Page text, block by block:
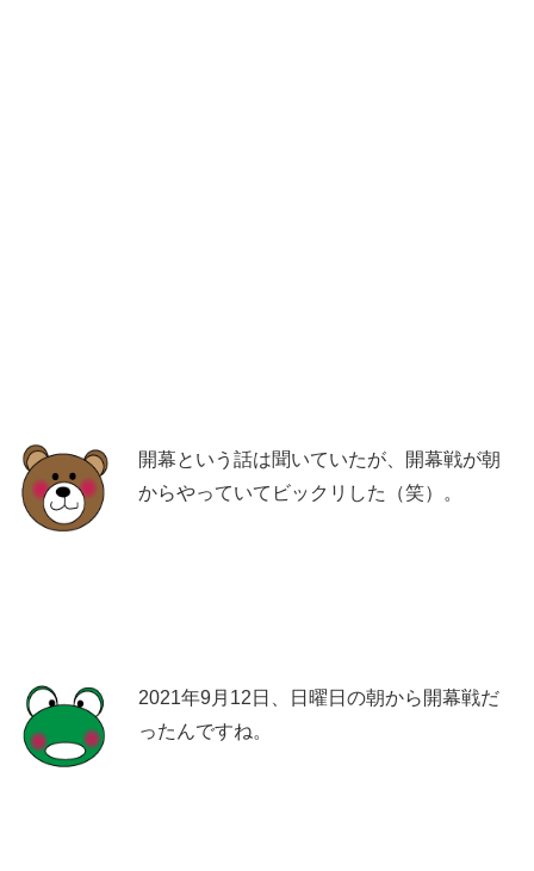
開幕という話は聞いていたが、開幕戦が朝
からやっていてビックリした（笑）。
2021年9月12日、日曜日の朝から開幕戦だ
ったんですね。